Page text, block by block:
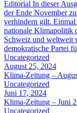
Editorial In dieser
der Ende November
verhindern gilt.
nationale Klimapolitik
Schweiz und
demokratische Partei
Uncategorized
August 25, 2024
Klima-Zeitung –
Uncategorized
Juni 17, 2024
Klima-Zeitung – Juni
Uncategorized